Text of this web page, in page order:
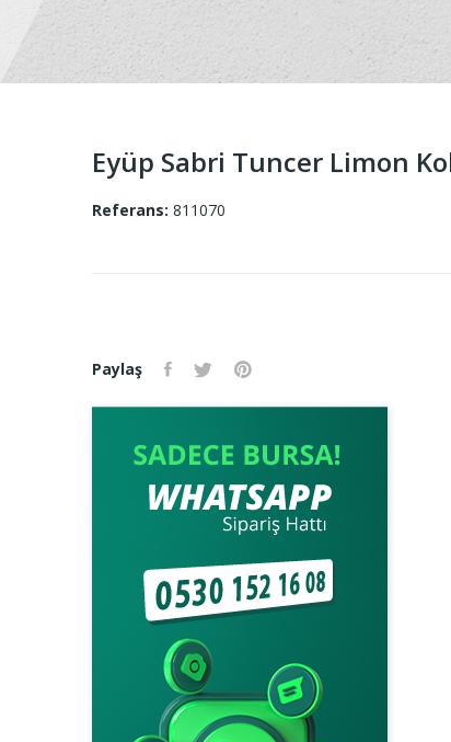
Eyüp Sabri Tuncer Limon
Referans: 811070
Paylaş